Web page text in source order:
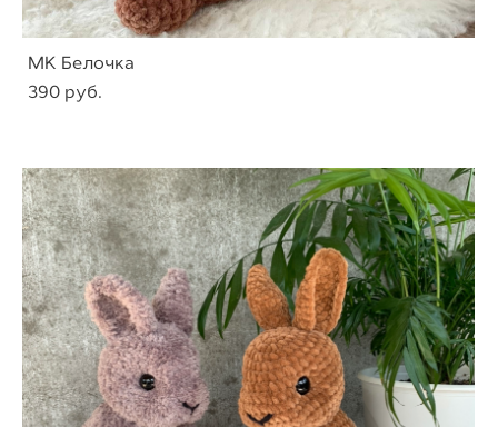
МК Белочка
390 pуб.